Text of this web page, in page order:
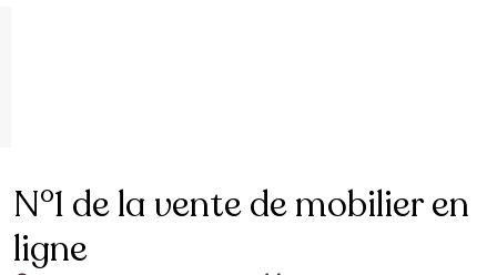
N°1 de la vente de mobilier en
ligne